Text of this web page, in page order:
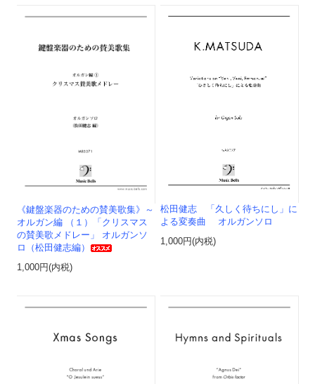
《鍵盤楽器のための賛美歌集》～
オルガン編 （１）「クリスマス
の賛美歌メドレー」 オルガンソ
ロ（松田健志編）
1,000円(内税)
松田健志 「久しく待ちにし」に
よる変奏曲 オルガンソロ
1,000円(内税)